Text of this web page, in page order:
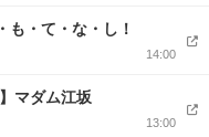
リピーター割引あり
も・て・な・し！
14:00
マダム江坂
13:00